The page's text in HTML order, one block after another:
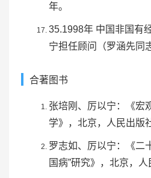
年。
35.1998年 中国非国有
宁担任顾问（罗涵先同
合著图书
张培刚 、厉以宁：《宏
学》，北京，人民出版
罗志如、厉以宁：《二
国病”研究》，北京，人